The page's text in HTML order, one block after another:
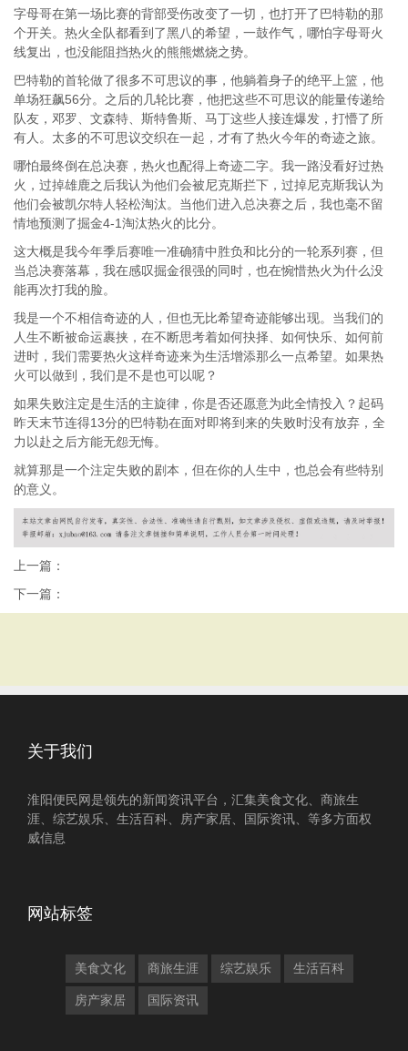
字母哥在第一场比赛的背部受伤改变了一切，也打开了巴特勒的那
个开关。热火全队都看到了黑八的希望，一鼓作气，哪怕字母哥火
线复出，也没能阻挡热火的熊熊燃烧之势。
巴特勒的首轮做了很多不可思议的事，他躺着身子的绝平上篮，他
单场狂飙56分。之后的几轮比赛，他把这些不可思议的能量传递给
队友，邓罗、文森特、斯特鲁斯、马丁这些人接连爆发，打懵了所
有人。太多的不可思议交织在一起，才有了热火今年的奇迹之旅。
哪怕最终倒在总决赛，热火也配得上奇迹二字。我一路没看好过热
火，过掉雄鹿之后我认为他们会被尼克斯拦下，过掉尼克斯我认为
他们会被凯尔特人轻松淘汰。当他们进入总决赛之后，我也毫不留
情地预测了掘金4-1淘汰热火的比分。
这大概是我今年季后赛唯一准确猜中胜负和比分的一轮系列赛，但
当总决赛落幕，我在感叹掘金很强的同时，也在惋惜热火为什么没
能再次打我的脸。
我是一个不相信奇迹的人，但也无比希望奇迹能够出现。当我们的
人生不断被命运裹挟，在不断思考着如何抉择、如何快乐、如何前
进时，我们需要热火这样奇迹来为生活增添那么一点希望。如果热
火可以做到，我们是不是也可以呢？
如果失败注定是生活的主旋律，你是否还愿意为此全情投入？起码
昨天末节连得13分的巴特勒在面对即将到来的失败时没有放弃，全
力以赴之后方能无怨无悔。
就算那是一个注定失败的剧本，但在你的人生中，也总会有些特别
的意义。
上一篇：
下一篇：
关于我们
淮阳便民网是领先的新闻资讯平台，汇集美食文化、商旅生
涯、综艺娱乐、生活百科、房产家居、国际资讯、等多方面权
威信息
网站标签
美食文化 商旅生涯 综艺娱乐 生活百科
房产家居 国际资讯